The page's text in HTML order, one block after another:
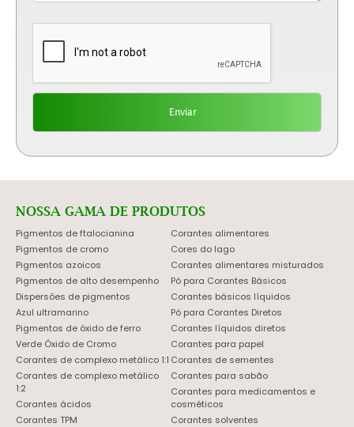
NOSSA GAMA DE PRODUTOS
Pigmentos de ftalocianina
Pigmentos de cromo
Pigmentos azoicos
Pigmentos de alto desempenho
Dispersões de pigmentos
Azul ultramarino
Pigmentos de óxido de ferro
Verde Óxido de Cromo
Corantes de complexo metálico 1:1
Corantes de complexo metálico
1:2
Corantes ácidos
Corantes TPM
Corantes alimentares
Cores do lago
Corantes alimentares misturados
Pó para Corantes Básicos
Corantes básicos líquidos
Pó para Corantes Diretos
Corantes líquidos diretos
Corantes para papel
Corantes de sementes
Corantes para sabão
Corantes para medicamentos e
cosméticos
Corantes solventes